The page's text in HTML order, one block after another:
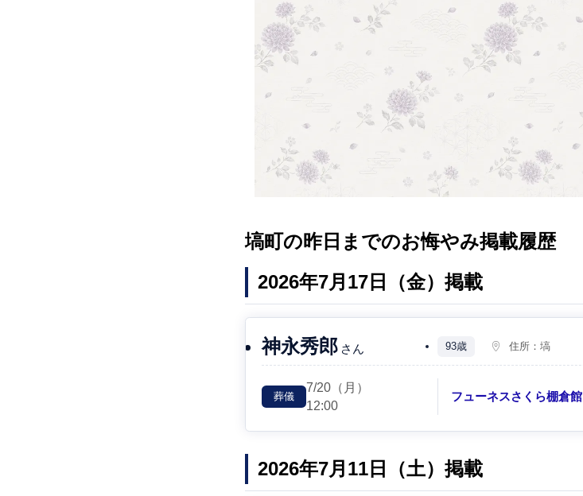
塙町の昨日までのお悔やみ掲載履歴
2026年7月17日（金）掲載
神永秀郎 さん 93歳 住所：塙
葬儀
7/20 （月）
12:00
フューネスさくら棚倉館
2026年7月11日（土）掲載